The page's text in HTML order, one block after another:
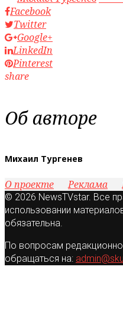
Facebook
Twitter
Google+
LinkedIn
Pinterest
share
Об авторе
Михаил Тургенев
О проекте Реклама
© 2026 NewsTVstar. Все
использовании
обязательна.
По вопросам
обращаться на: